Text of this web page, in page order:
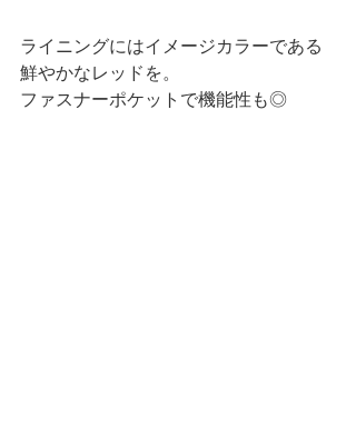
ライニングにはイメージカラーである
鮮やかなレッドを。
ファスナーポケットで機能性も◎